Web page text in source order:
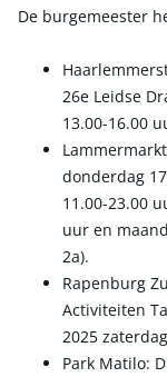
De burgemeester
26e Leidse
13.00-16.00
donderdag
11.00-23.00
uur en
2a).
Rapenburg
Activiteiten
2025
Park Matilo: